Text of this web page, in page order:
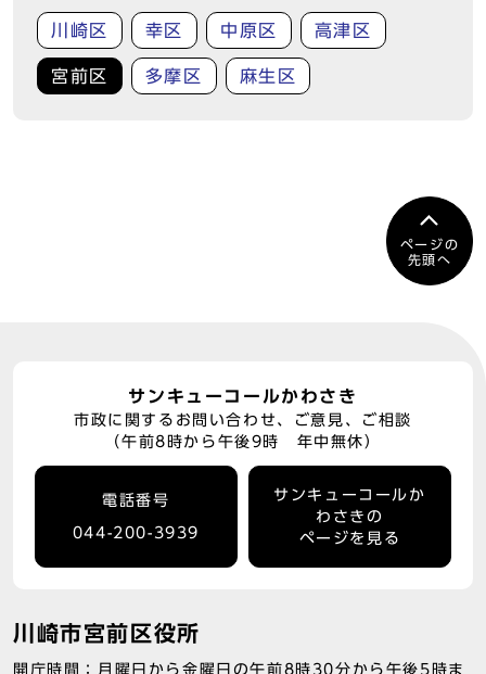
川崎区 幸区 中原区 高津区
宮前区 多摩区 麻生区
ページの
先頭へ
サンキューコールかわさき
市政に関するお問い合わせ、ご意見、ご相談
（午前8時から午後9時 年中無休）
電話番号
044-200-3939
サンキューコールか
わさきの
ページを見る
川崎市宮前区役所
開庁時間：月曜日から金曜日の午前8時30分から午後5時ま